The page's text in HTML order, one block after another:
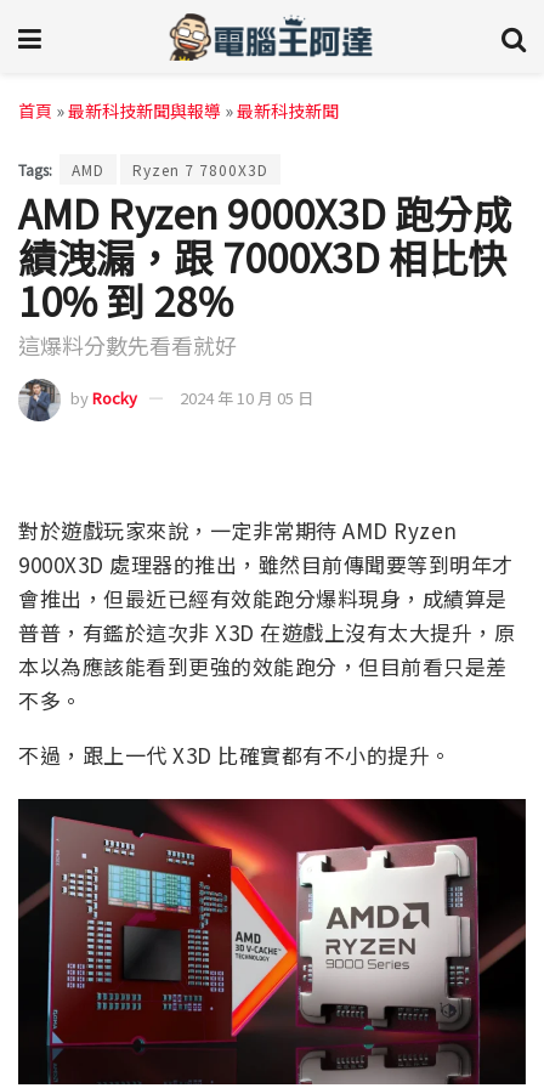
首頁 »最新科技新聞與報導 »最新科技新聞
Tags: AMD Ryzen 7 7800X3D
AMD Ryzen 9000X3D 跑分成
績洩漏，跟 7000X3D 相比快
10% 到 28%
這爆料分數先看看就好
byRocky 2024 年 10 月 05 日
對於遊戲玩家來說，一定非常期待 AMD Ryzen
9000X3D 處理器的推出，雖然目前傳聞要等到明年才
會推出，但最近已經有效能跑分爆料現身，成績算是
普普，有鑑於這次非 X3D 在遊戲上沒有太大提升，原
本以為應該能看到更強的效能跑分，但目前看只是差
不多。
不過，跟上一代 X3D 比確實都有不小的提升。